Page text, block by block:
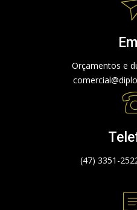
Orçamentos e
(47) 3351-